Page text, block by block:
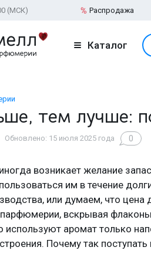
(МСК) Распродажа
Каталог
тем лучше:
Обновлено: 15 июля 2025 года 0
возникает желание
им в течение
или думаем, что
вскрывая
используют аромат только
Почему так поступать